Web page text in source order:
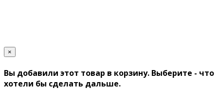
×
Вы добавили этот товар в корзину. Выберите - что
хотели бы сделать дальше.